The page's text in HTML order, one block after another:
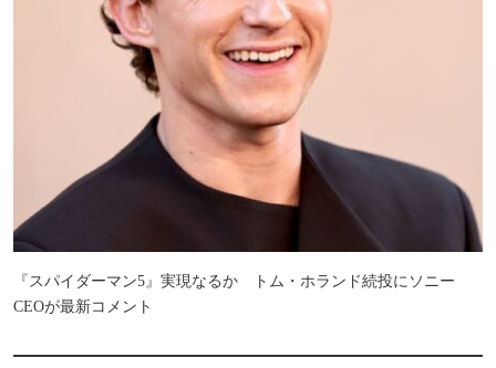
『スパイダーマン5』実現なるか トム・ホランド続投にソニー
CEOが最新コメント